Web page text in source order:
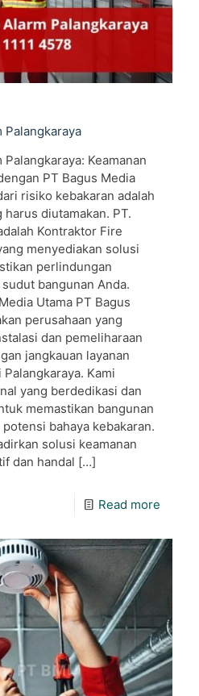
Palangkaraya
Keamanan
PT Bagus Media
risiko kebakaran adalah
diutamakan. PT.
Kontraktor Fire
menyediakan solusi
perlindungan
bangunan Anda.
Utama PT Bagus
perusahaan yang
dan pemeliharaan
jangkauan layanan
Kami
yang berdedikasi dan
memastikan bangunan
bahaya kebakaran.
solusi keamanan
dan handal […]
Read more